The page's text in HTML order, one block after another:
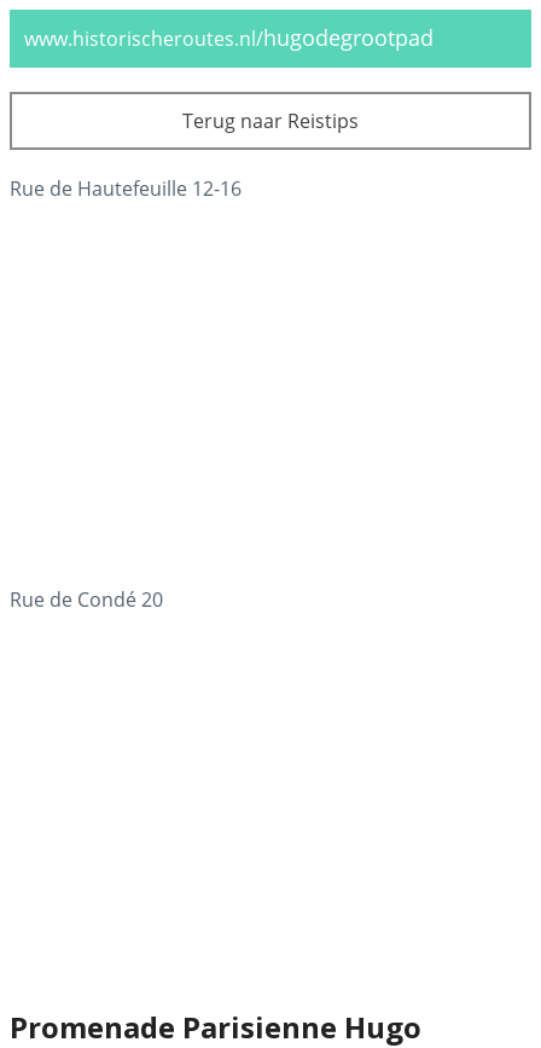
www.historischeroutes.nl/hugodegrootpad
Rue de Hautefeuille 12-16
Rue de Condé 20